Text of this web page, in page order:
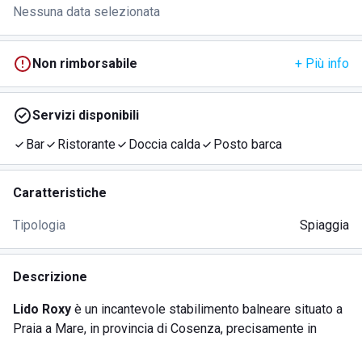
Nessuna data selezionata
Non rimborsabile + Più info
Servizi disponibili
Bar
Ristorante Doccia calda Posto barca
Caratteristiche
Tipologia Spiaggia
Descrizione
Lido Roxy è un incantevole stabilimento balneare situato a
Praia a Mare, in provincia di Cosenza, precisamente in